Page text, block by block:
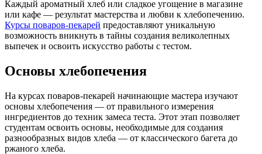
Каждый ароматный хлеб или сладкое угощение в магазине
или кафе — результат мастерства и любви к хлебопечению.
Курсы поваров-пекарей предоставляют уникальную
возможность вникнуть в тайны создания великолепных
выпечек и освоить искусство работы с тестом.
Основы хлебопечения
На курсах поваров-пекарей начинающие мастера изучают
основы хлебопечения — от правильного измерения
ингредиентов до техник замеса теста. Этот этап позволяет
студентам освоить основы, необходимые для создания
разнообразных видов хлеба — от классического багета до
ржаного хлеба.